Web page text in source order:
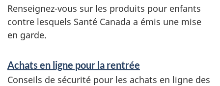
Renseignez-vous sur les produits pour enfants
contre lesquels Santé Canada a émis une mise
en garde.
Achats en ligne pour la rentrée
Conseils de sécurité pour les achats en ligne des